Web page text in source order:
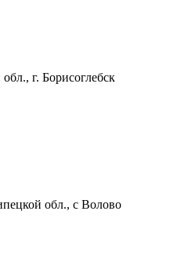
г. Борисоглебск
обл., с Волово